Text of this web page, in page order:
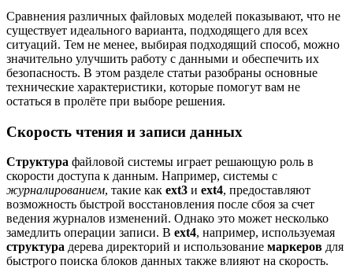
Сравнения различных файловых моделей показывают, что не
существует идеального варианта, подходящего для всех
ситуаций. Тем не менее, выбирая подходящий способ, можно
значительно улучшить работу с данными и обеспечить их
безопасность. В этом разделе статьи разобраны основные
технические характеристики, которые помогут вам не
остаться в пролёте при выборе решения.
Скорость чтения и записи данных
Структура файловой системы играет решающую роль в
скорости доступа к данным. Например, системы с
журналированием, такие как ext3 и ext4, предоставляют
возможность быстрой восстановления после сбоя за счет
ведения журналов изменений. Однако это может несколько
замедлить операции записи. В ext4, например, используемая
структура дерева директорий и использование маркеров для
быстрого поиска блоков данных также влияют на скорость.